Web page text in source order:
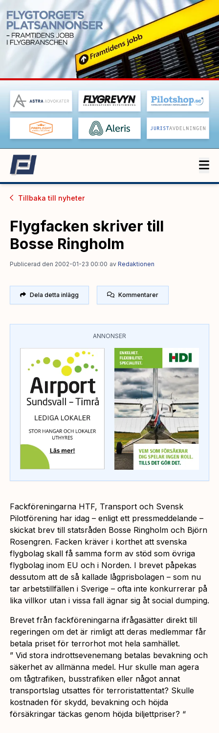
Tillbaka till nyheter
Flygfacken skriver till
Bosse Ringholm
Publicerad den 2002-01-23 00:00 av Redaktionen
Dela detta inlägg Kommentarer
ANNONSER
Fackföreningarna HTF, Transport och Svensk
Pilotförening har idag – enligt ett pressmeddelande –
skickat brev till statsråden Bosse Ringholm och Björn
Rosengren. Facken kräver i korthet att svenska
flygbolag skall få samma form av stöd som övriga
flygbolag inom EU och i Norden. I brevet påpekas
dessutom att de så kallade lågprisbolagen – som nu
tar arbetstillfällen i Sverige – ofta inte konkurrerar på
lika villkor utan i vissa fall ägnar sig åt social dumping.
Brevet från fackföreningarna ifrågasätter direkt till
regeringen om det är rimligt att deras medlemmar får
betala priset för terrorhot mot hela samhället.
” Vid stora indrottsevenemang betalas bevakning och
säkerhet av allmänna medel. Hur skulle man agera
om tågtrafiken, busstrafiken eller något annat
transportslag utsattes för terroristattentat? Skulle
kostnaden för skydd, bevakning och höjda
försäkringar täckas genom höjda biljettpriser? “